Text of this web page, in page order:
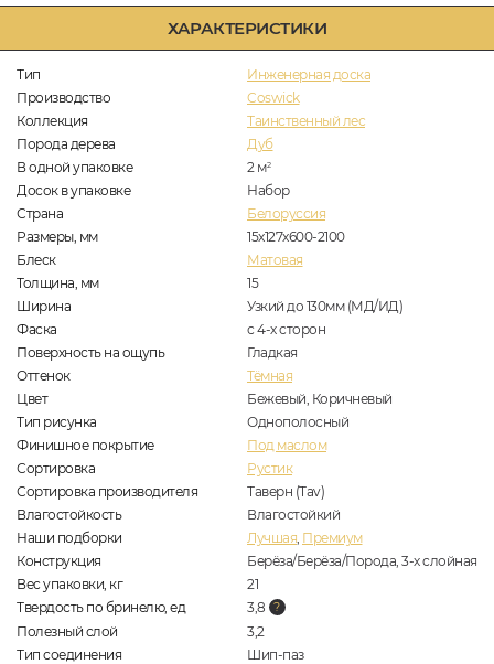
ХАРАКТЕРИСТИКИ
Тип
Инженерная доска
Производство
Coswick
Коллекция
Таинственный лес
Порода дерева
Дуб
В одной упаковке
2 м2
Досок в упаковке
Набор
Страна
Белоруссия
Размеры, мм
15x127x600-2100
Блеск
Матовая
Толщина, мм
15
Ширина
Узкий до 130мм (МД/ИД)
Фаска
с 4-х сторон
Поверхность на ощупь
Гладкая
Оттенок
Тёмная
Цвет
Бежевый, Коричневый
Тип рисунка
Однополосный
Финишное покрытие
Под маслом
Сортировка
Рустик
Сортировка производителя
Таверн (Tav)
Влагостойкость
Влагостойкий
Наши подборки
Лучшая, Премиум
Конструкция
Берёза/Берёза/Порода, 3-х слойная
Вес упаковки, кг
21
Твердость по бринелю, ед
3,8
Полезный слой
3,2
Тип соединения
Шип-паз